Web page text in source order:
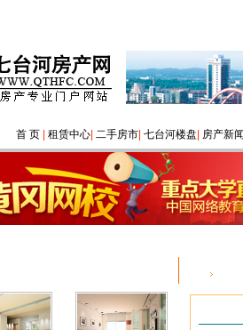
首 页| 租赁中心| 二手房市| 七台河楼盘 房产新